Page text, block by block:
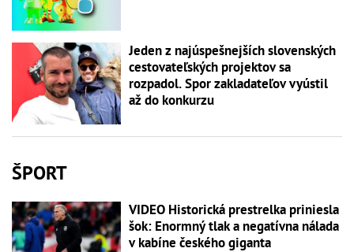
Jeden z najúspešnejších slovenských
cestovateľských projektov sa
rozpadol. Spor zakladateľov vyústil
až do konkurzu
ŠPORT
VIDEO Historická prestrelka priniesla
šok: Enormný tlak a negatívna nálada
v kabíne českého giganta